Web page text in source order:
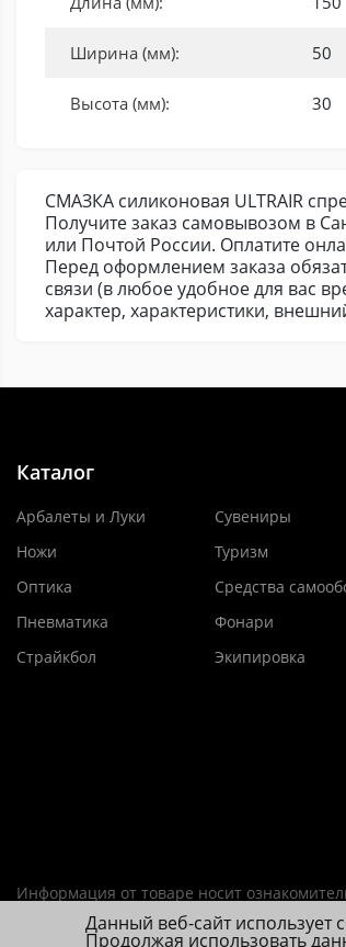
Ширина (мм): 50
Высота (мм): 30
СМАЗКА силиконовая ULTRAIR
Получите заказ самовывозом в
или Почтой России. Оплатите
Перед оформлением заказа
связи (в любое удобное для вас
характер, характеристики,
Каталог
Арбалеты и Луки
Ножи
Оптика
Пневматика
Страйкбол
Сувениры
Туризм
Средства
Фонари
Экипировка
Информация от товаре носит
ИП Фролова А. В., ОГРНИП
Данный веб-сайт использует
Продолжая использовать